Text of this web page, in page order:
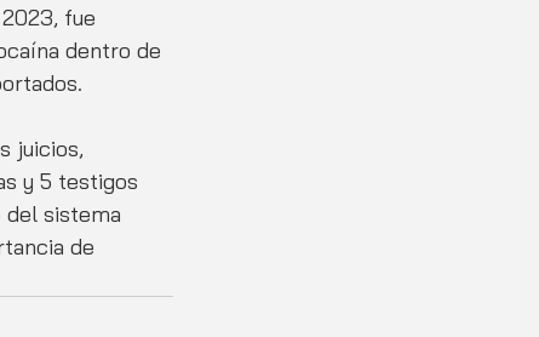
fue
dentro de
juicios,
y 5 testigos
sistema
de